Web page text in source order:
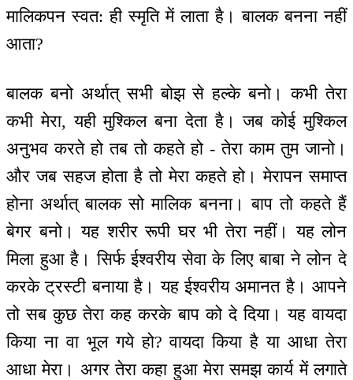
मालिकपन स्वत: ही स्मृति में लाता है। बालक बनना नहीं
आता?
बालक बनो अर्थात् सभी बोझ से हल्के बनो। कभी तेरा
कभी मेरा, यही मुश्किल बना देता है। जब कोई मुश्किल
अनुभव करते हो तब तो कहते हो - तेरा काम तुम जानो।
और जब सहज होता है तो मेरा कहते हो। मेरापन समाप्त
होना अर्थात् बालक सो मालिक बनना। बाप तो कहते हैं
बेगर बनो। यह शरीर रूपी घर भी तेरा नहीं। यह लोन
मिला हुआ है। सिर्फ ईश्वरीय सेवा के लिए बाबा ने लोन दे
करके ट्रस्टी बनाया है। यह ईश्वरीय अमानत है। आपने
तो सब कुछ तेरा कह करके बाप को दे दिया। यह वायदा
किया ना वा भूल गये हो? वायदा किया है या आधा तेरा
आधा मेरा। अगर तेरा कहा हुआ मेरा समझ कार्य में लगाते